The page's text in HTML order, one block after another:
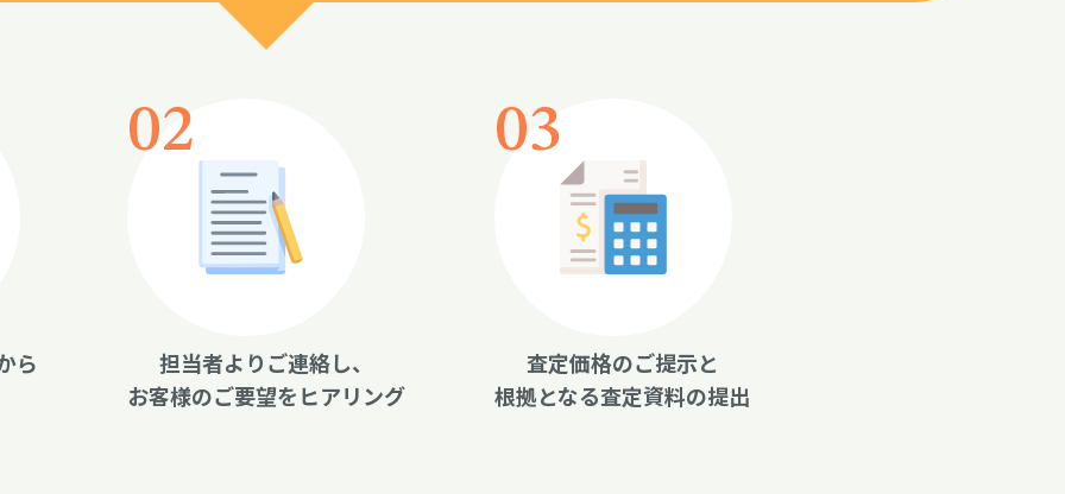
ら
担当者よりご連絡し、
お客様のご要望をヒアリング
査定価格のご提示と
根拠となる査定資料の提出